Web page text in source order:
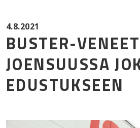
4.8.2021
BUSTER-VENEET
JOENSUUSSA
EDUSTUKSEEN